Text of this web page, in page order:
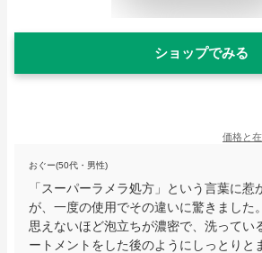
ショップでみる
価格と
おぐー(50代・男性)
「スーパーラメラ処方」という言葉に惹
が、一度の使用でその違いに驚きました
思えないほど泡立ちが濃密で、洗ってい
ートメントをした後のようにしっとりと